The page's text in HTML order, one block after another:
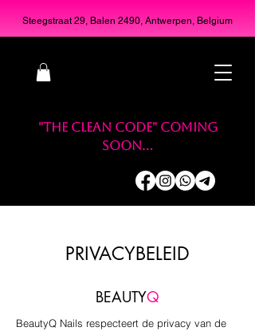
Steegstraat 29, Balen 2490, Antwerpen, Belgium
"THE CLEAN CODE" coming
soon...
PRIVACYBELEID
BEAUTYQ
BeautyQ Nails respecteert de privacy van de